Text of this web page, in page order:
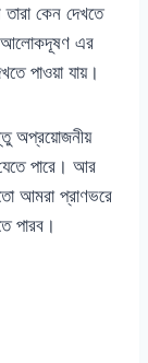
কেন দেখতে
আলোকদূষণ এর
পাওয়া যায়।
অপ্রয়োজনীয়
পারে। আর
আমরা প্রাণভরে
পারব।